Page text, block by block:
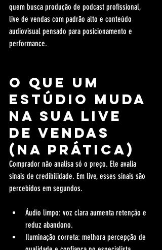
quem busca produção de podcast profissional,
live de vendas com padrão alto e conteúdo
audiovisual pensado para posicionamento e
performance.
O que um
estúdio muda
na sua live
de vendas
(na prática)
Comprador não analisa só o preço. Ele avalia
sinais de credibilidade. Em live, esses sinais são
percebidos em segundos.
Áudio limpo: voz clara aumenta retenção e
reduz abandono.
Iluminação correta: melhora percepção de